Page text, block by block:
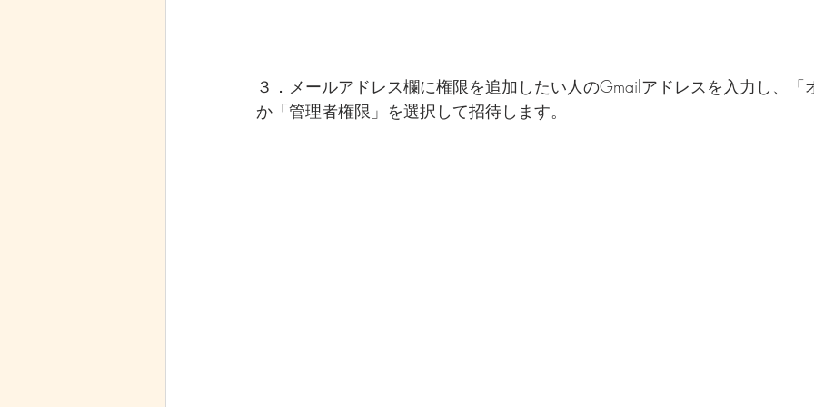
３．メールアドレス欄に権限を追加したい人のGmailアドレスを入力し、「
か「管理者権限」を選択して招待します。